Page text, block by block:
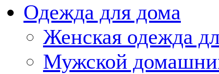
Одежда для дома
Женская одежда
Мужской